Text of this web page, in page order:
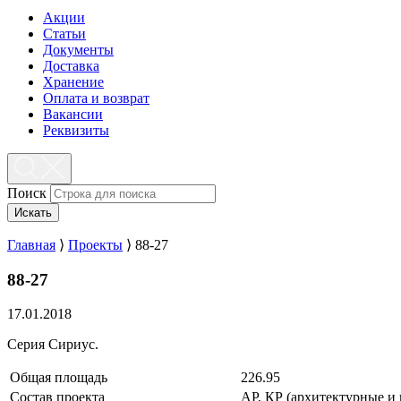
Акции
Статьи
Документы
Доставка
Хранение
Оплата и возврат
Вакансии
Реквизиты
Поиск
Искать
Главная ⟩ Проекты ⟩ 88-27
88-27
17.01.2018
Серия Сириус.
Общая площадь
226.95
Состав проекта
АР, КР (архитектурные и